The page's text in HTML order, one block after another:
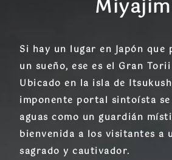
Si hay un lugar en Japón que
un sueño, ese es el Gran
Ubicado en la isla de
imponente portal sintoísta
aguas como un guardián
bienvenida a los visitantes a
sagrado y cautivador.